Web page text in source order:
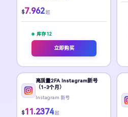
$7.962 起
库存 12
立即购买
高质量2FA Instagram新号
（1-3个月）
Instagram 新号
$11.2374 起